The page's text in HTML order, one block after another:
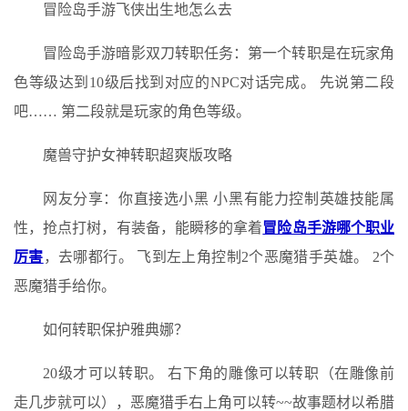
冒险岛手游飞侠出生地怎么去
冒险岛手游暗影双刀转职任务：第一个转职是在玩家角
色等级达到10级后找到对应的NPC对话完成。 先说第二段
吧…… 第二段就是玩家的角色等级。
魔兽守护女神转职超爽版攻略
网友分享：你直接选小黑 小黑有能力控制英雄技能属
性，抢点打树，有装备，能瞬移的拿着冒险岛手游哪个职业
厉害，去哪都行。 飞到左上角控制2个恶魔猎手英雄。 2个
恶魔猎手给你。
如何转职保护雅典娜？
20级才可以转职。 右下角的雕像可以转职（在雕像前
走几步就可以），恶魔猎手右上角可以转~~故事题材以希腊